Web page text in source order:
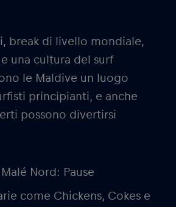
break di livello mondiale,
una cultura del surf
le Maldive un luogo
principianti, e anche
possono divertirsi
Nord: Pause
come Chickens, Cokes e